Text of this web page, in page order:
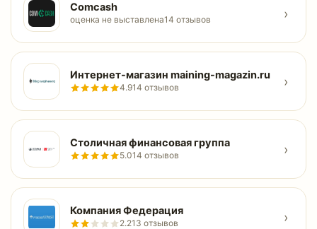
Comcash
оценка не выставлена14 отзывов ›
Интернет-магазин maining-magazin.ru
4.914 отзывов ›
Столичная финансовая группа
5.014 отзывов ›
Компания Федерация
2.213 отзывов ›